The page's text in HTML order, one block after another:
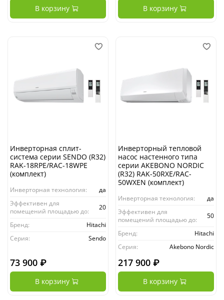
В корзину В корзину
Инверторная сплит-
система серии SENDO (R32)
RAK-18RPE/RAC-18WPE
(комплект)
Инверторная технология:
да
Эффективен для
помещений площадью до:
20
Бренд:
Hitachi
Серия:
Sendo
73 900 ₽
В корзину
Инверторный тепловой
насос настенного типа
серии AKEBONO NORDIC
(R32) RAK-50RXE/RAC-
50WXEN (комплект)
Инверторная технология:
да
Эффективен для
помещений площадью до:
50
Бренд:
Hitachi
Серия:
Akebono Nordic
217 900 ₽
В корзину